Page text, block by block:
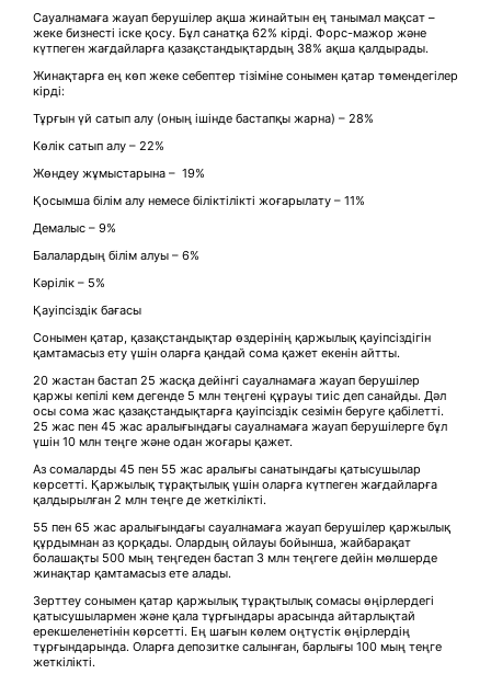
Сауалнамаға жауап берушілер ақша жинайтын ең танымал мақсат –
жеке бизнесті іске қосу. Бұл санатқа 62% кірді. Форс-мажор және
күтпеген жағдайларға қазақстандықтардың 38% ақша қалдырады.
Жинақтарға ең көп жеке себептер тізіміне сонымен қатар төмендегілер
кірді:
Тұрғын үй сатып алу (оның ішінде бастапқы жарна) – 28%
Көлік сатып алу – 22%
Жөндеу жұмыстарына – 19%
Қосымша білім алу немесе біліктілікті жоғарылату – 11%
Демалыс – 9%
Балалардың білім алуы – 6%
Кәрілік – 5%
Қауіпсіздік бағасы
Сонымен қатар, қазақстандықтар өздерінің қаржылық қауіпсіздігін
қамтамасыз ету үшін оларға қандай сома қажет екенін айтты.
20 жастан бастап 25 жасқа дейінгі сауалнамаға жауап берушілер
қаржы кепілі кем дегенде 5 млн теңгені құрауы тиіс деп санайды. Дәл
осы сома жас қазақстандықтарға қауіпсіздік сезімін беруге қабілетті.
25 жас пен 45 жас аралығындағы сауалнамаға жауап берушілерге бұл
үшін 10 млн теңге және одан жоғары қажет.
Аз сомаларды 45 пен 55 жас аралығы санатындағы қатысушылар
көрсетті. Қаржылық тұрақтылық үшін оларға күтпеген жағдайларға
қалдырылған 2 млн теңге де жеткілікті.
55 пен 65 жас аралығындағы сауалнамаға жауап берушілер қаржылық
құрдымнан аз қорқады. Олардың ойлауы бойынша, жайбарақат
болашақты 500 мың теңгеден бастап 3 млн теңгеге дейін мөлшерде
жинақтар қамтамасыз ете алады.
Зерттеу сонымен қатар қаржылық тұрақтылық сомасы өңірлердегі
қатысушылармен және қала тұрғындары арасында айтарлықтай
ерекшеленетінін көрсетті. Ең шағын көлем оңтүстік өңірлердің
тұрғындарында. Оларға депозитке салынған, барлығы 100 мың теңге
жеткілікті.